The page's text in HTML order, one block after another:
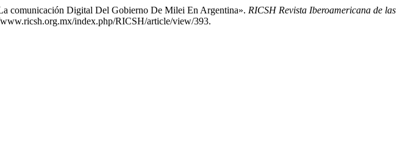
comunicación Digital Del Gobierno De Milei En Argentina». RICSH Revista Iberoamericana de las
index.php/RICSH/article/view/393.